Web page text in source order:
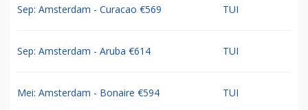
Sep: Amsterdam - Curacao €569 TUI
Sep: Amsterdam - Aruba €614 TUI
Mei: Amsterdam - Bonaire €594 TUI